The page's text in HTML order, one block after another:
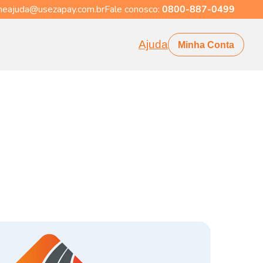
Fale conosco: 0800-887-0499
Ajuda Minha Conta